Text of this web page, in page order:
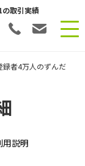
取引実績
録者4万人のずんだ
用説明